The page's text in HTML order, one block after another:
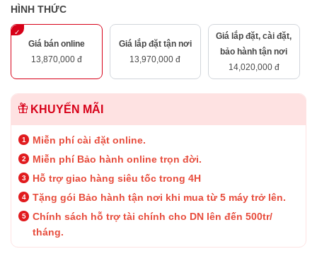
HÌNH THỨC
Giá bán online
13,870,000 đ
Giá lắp đặt tận nơi
13,970,000 đ
Giá lắp đặt, cài đặt,
bảo hành tận nơi
14,020,000 đ
KHUYẾN MÃI
Miễn phí cài đặt online.
Miễn phí Bảo hành online trọn đời.
Hỗ trợ giao hàng siêu tốc trong 4H
Tặng gói Bảo hành tận nơi khi mua từ 5 máy trở lên.
Chính sách hỗ trợ tài chính cho DN lên đến 500tr/
tháng.